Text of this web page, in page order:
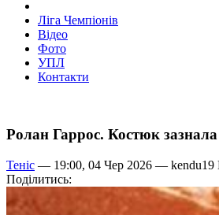
Ліга Чемпіонів
Відео
Фото
УПЛ
Контакти
Ролан Гаррос. Костюк зазнала
Теніс — 19:00, 04 Чер 2026 — kendu19
Поділитись: